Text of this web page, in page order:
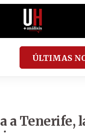
ÚLTIMAS
a Tenerife,